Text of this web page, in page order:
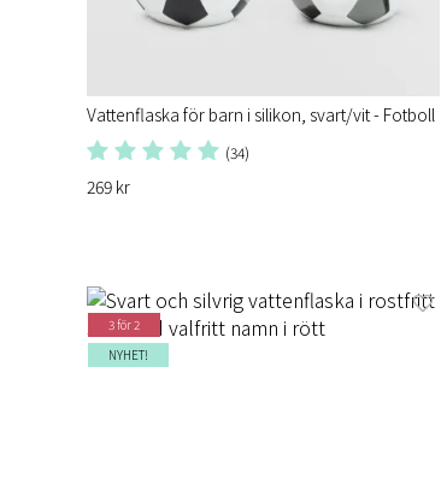
Vattenflaska för barn i silikon, svart/vit - Fotboll
(34)
269 kr
3 för 2
NYHET!